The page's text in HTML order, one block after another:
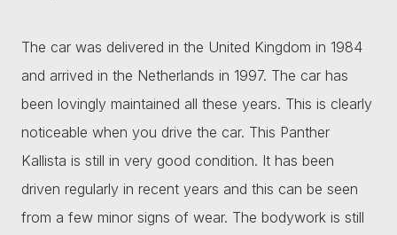
The car was delivered in the United Kingdom in 1984
and arrived in the Netherlands in 1997. The car has
been lovingly maintained all these years. This is clearly
noticeable when you drive the car. This Panther
Kallista is still in very good condition. It has been
driven regularly in recent years and this can be seen
from a few minor signs of wear. The bodywork is still